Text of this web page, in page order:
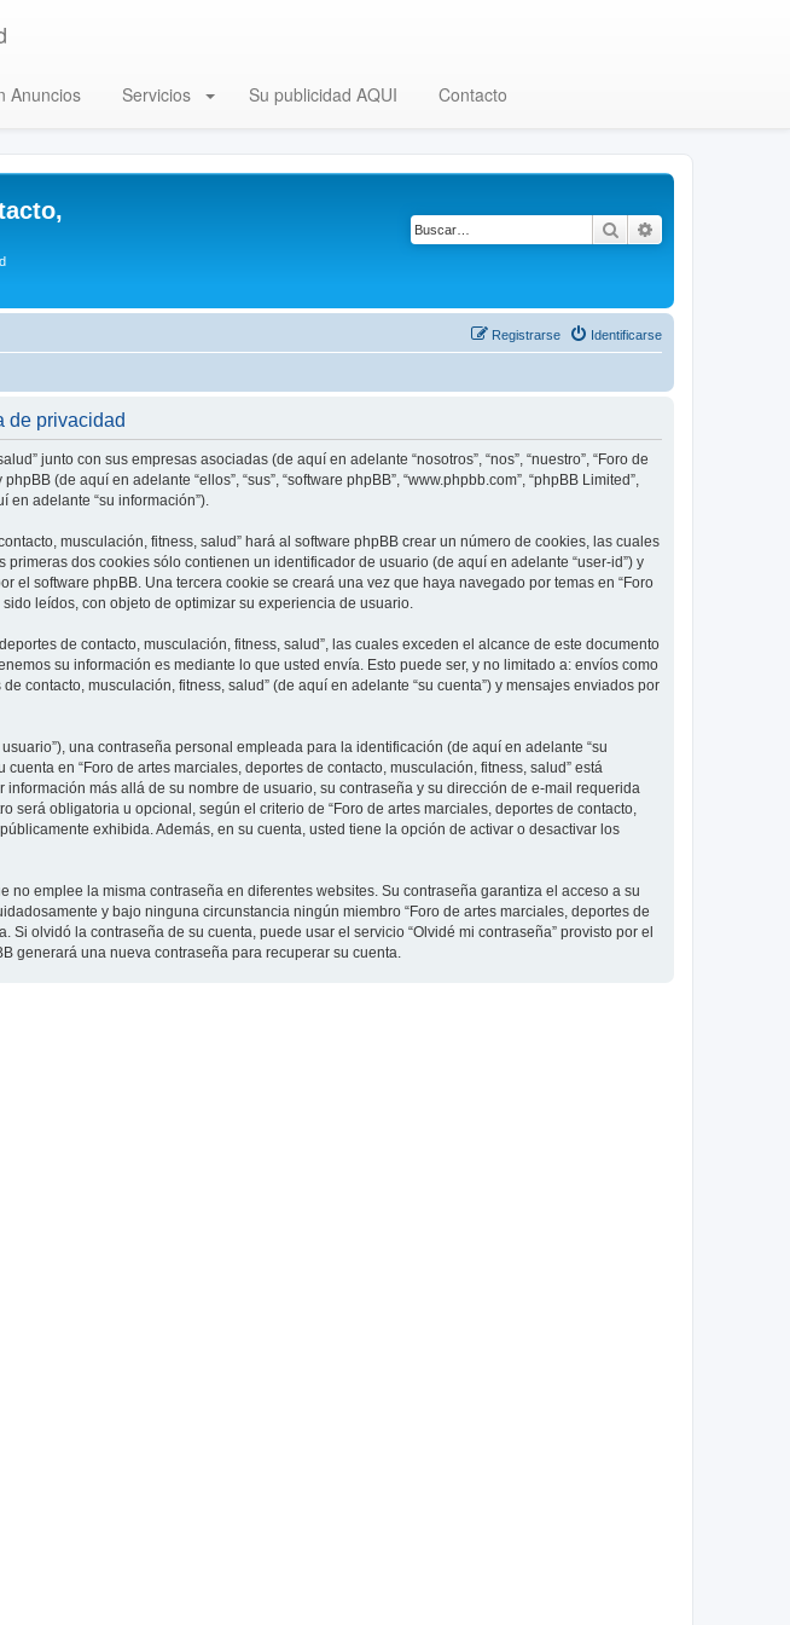
Anuncios Servicios Su publicidad AQUI Contacto
Buscar
Identificarse
Registrarse
de privacidad
junto con sus empresas asociadas (de aquí en adelante “nosotros”, “nos”, “nuestro”, “Foro de
(de aquí en adelante “ellos”, “sus”, “software phpBB”, “www.phpbb.com”, “phpBB Limited”,
en adelante “su información”).
musculación, fitness, salud” hará al software phpBB crear un número de cookies, las cuales
dos cookies sólo contienen un identificador de usuario (de aquí en adelante “user-id”) y
software phpBB. Una tercera cookie se creará una vez que haya navegado por temas en “Foro
leídos, con objeto de optimizar su experiencia de usuario.
de contacto, musculación, fitness, salud”, las cuales exceden el alcance de este documento
su información es mediante lo que usted envía. Esto puede ser, y no limitado a: envíos como
contacto, musculación, fitness, salud” (de aquí en adelante “su cuenta”) y mensajes enviados por
una contraseña personal empleada para la identificación (de aquí en adelante “su
en “Foro de artes marciales, deportes de contacto, musculación, fitness, salud” está
más allá de su nombre de usuario, su contraseña y su dirección de e-mail requerida
será obligatoria u opcional, según el criterio de “Foro de artes marciales, deportes de contacto,
exhibida. Además, en su cuenta, usted tiene la opción de activar o desactivar los
emplee la misma contraseña en diferentes websites. Su contraseña garantiza el acceso a su
y bajo ninguna circunstancia ningún miembro “Foro de artes marciales, deportes de
olvidó la contraseña de su cuenta, puede usar el servicio “Olvidé mi contraseña” provisto por el
generará una nueva contraseña para recuperar su cuenta.